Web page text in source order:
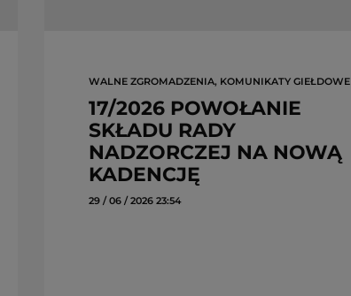
WALNE ZGROMADZENIA, KOMUNIKATY GIEŁDOWE
17/2026 POWOŁANIE
SKŁADU RADY
NADZORCZEJ NA NOWĄ
KADENCJĘ
29 / 06 / 2026 23:54